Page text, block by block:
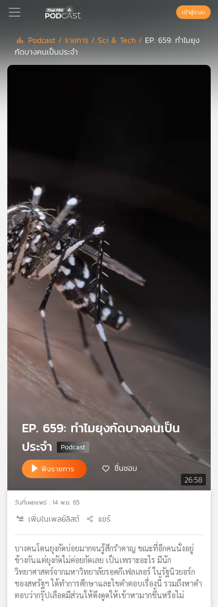
Podcast
สต์
ของ
คุณ
เพลง
ข่าว
กิจกรรม
เครือ
พี
แผนที่
วิทยุ
เครือ
ข่าย
เข้าสู่ระบบ
Podcast / รายการ / Sci & Tech / EP. 659: ทำไมยุง
กัดบางคนเป็นประจำ
26:58
EP. 659: ทำไมยุงกัดบางคนเป็น
ประจำ
ฟังรายการ ชื่นชอบ
วันที่เผยแพร่ : 14 พ.ย. 65
เพิ่มในเพลย์ลิสต์ แชร์
บางคนโดนยุงกัดบ่อยมากจนรู้สึกรำคาญ ขณะที่อีกคนนั่งอยู่
ข้างกันแต่ยุงกัดไม่ค่อยกัดเลย เป็นเพราะอะไร มีนัก
วิทยาศาสตร์จากมหาวิทยาลัยรอคกีเฟลเลอร์ ในรัฐนิวยอร์ก
ของสหรัฐฯ ได้ทำการศึกษาและไขคำตอบเรื่องนี้ รวมถึงหาคำ
ตอบว่ากรุ๊ปเลือดมีส่วนให้ดึงดูดให้เข้าหามากขึ้นหรือไม่